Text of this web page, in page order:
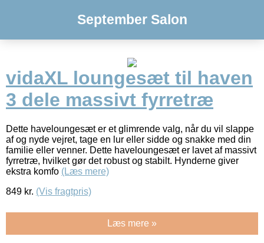
September Salon
vidaXL loungesæt til haven
3 dele massivt fyrretræ
Dette haveloungesæt er et glimrende valg, når du vil slappe
af og nyde vejret, tage en lur eller sidde og snakke med din
familie eller venner. Dette haveloungesæt er lavet af massivt
fyrretræ, hvilket gør det robust og stabilt. Hynderne giver
ekstra komfo (Læs mere)
849 kr. (Vis fragtpris)
Læs mere »